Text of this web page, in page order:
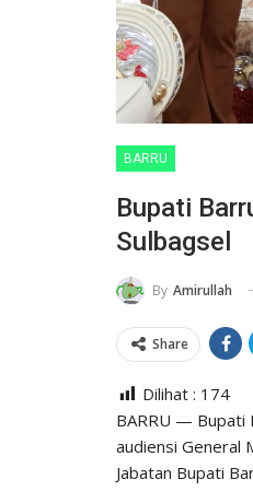
BARRU
Bupati
Sulbagsel
By Amirullah
Share
Dilihat : 174
BARRU — Bupati
audiensi General
Jabatan Bupati